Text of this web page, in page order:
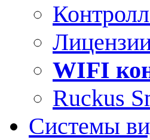
WIFI
Ruckus
Системы